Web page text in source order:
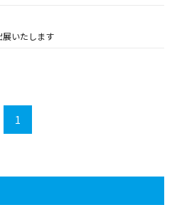
展いたします
1